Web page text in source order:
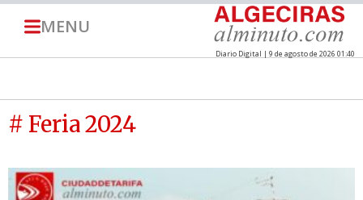
MENU
Diario Digital | 9 de agosto de 2026 01:40
# Feria 2024